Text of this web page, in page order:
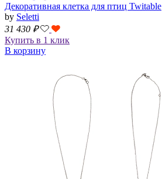
Декоративная клетка для птиц Twitable
by Seletti
31 430 ₽
Купить в 1 клик
В корзину